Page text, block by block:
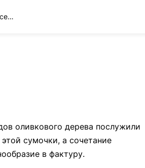
Вязание спицами и крючком., поделки из бумаги, бисера и многое другое
оливкового дерева послужили
сумочки, а сочетание
в фактуру.